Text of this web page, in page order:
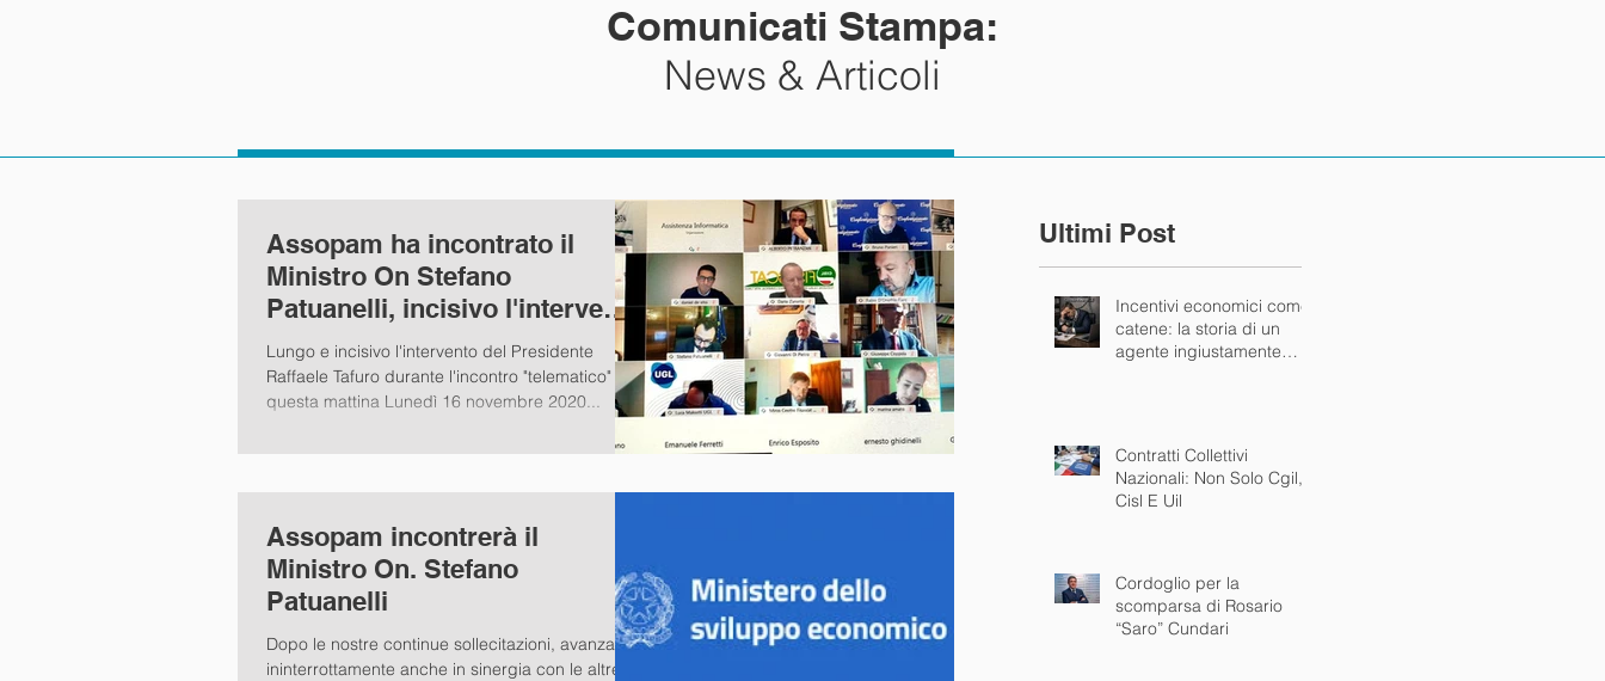
Comunicati Stampa:
News & Articoli
Assopam ha incontrato il
Ministro On Stefano
Patuanelli, incisivo l'intervento
del Presidente Tafuro
Lungo e incisivo l'intervento del Presidente
Raffaele Tafuro durante l'incontro "telematico" di
questa mattina Lunedì 16 novembre 2020...
Assopam incontrerà il
Ministro On. Stefano
Patuanelli
Dopo le nostre continue sollecitazioni, avanzate
ininterrottamente anche in sinergia con le altre
Ultimi Post
Incentivi economici come
catene: la storia di un
agente ingiustamente
Contratti Collettivi
Nazionali: Non Solo Cgil,
Cisl E Uil
Cordoglio per la
scomparsa di Rosario
“Saro” Cundari